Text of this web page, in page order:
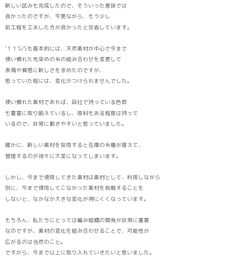
新しい試みも完成したので、そういった意味では
良かったのですが、今更ながら、もう少し
前工程を工夫した方が良かったと反省しています。
’１１S/Sも基本的には、天然素材が中心で今まで
使い慣れた先染めの糸の組み合わせを変更して
表情や質感に新しさを求めたのですが、
思っていた程には、変化がつけられませんでした。
使い慣れた素材であれば、自社で持っている色数
も豊富に取り揃えているし、原料もある程度は持って
いるので、非常に動きやすいと思っていました。
確かに、新しい素材を採用すると在庫の糸種が増えて、
管理するのが徐々に大変になってしまいます。
しかし、今まで使用してきた素材は素材として、利用しながら
別に、今まで使用してこなかった素材を挑戦することを
しないと、なかなか大きな変化が得にくくなっています。
もちろん、私たちにとっては編み組織の開発が非常に重要
なのですが、素材の変化を組み合わせることで、可能性が
広がるのは当然のこと。
ですから、今まで以上に取り入れていきたいと思いました。